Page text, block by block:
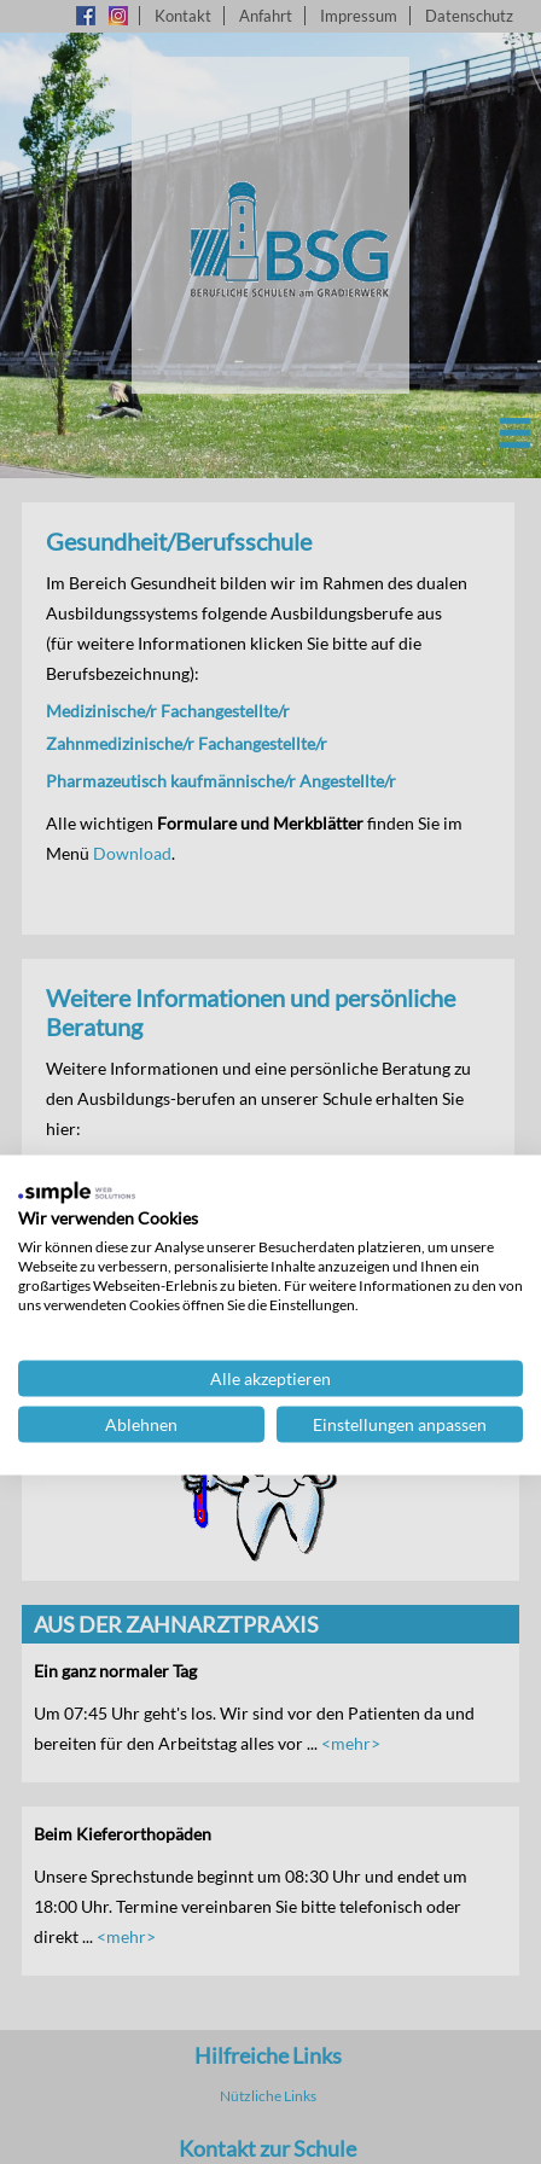
Kontakt Anfahrt Impressum Datenschutz
Gesundheit/Berufsschule
Im Bereich Gesundheit bilden wir im Rahmen des dualen
Ausbildungssystems folgende Ausbildungsberufe aus
(für weitere Informationen klicken Sie bitte auf die
Berufsbezeichnung):
Medizinische/r Fachangestellte/r
Zahnmedizinische/r Fachangestellte/r
Pharmazeutisch kaufmännische/r Angestellte/r
Alle wichtigen Formulare und Merkblätterfinden Sie im
Menü Download.
Weitere Informationen und persönliche
Beratung
Weitere Informationen und eine persönliche Beratung zu
den Ausbildungs-berufen an unserer Schule erhalten Sie
hier:
06032 93552-13
anja.braeutigam(at)bsg.wwschool.de
Abteilungsleitung: Studiendirektorin R. Ruppert
ria.ruppert(at)bsg.wwschool.de
AUS DER ZAHNARZTPRAXIS
Ein ganz normaler Tag
Um 07:45 Uhr geht's los. Wir sind vor den Patienten da und
bereiten für den Arbeitstag alles vor ... <mehr>
Beim Kieferorthopäden
Unsere Sprechstunde beginnt um 08:30 Uhr und endet um
18:00 Uhr. Termine vereinbaren Sie bitte telefonisch oder
direkt ... <mehr>
Hilfreiche Links
Nützliche Links
Kontakt zur Schule
Wir verwenden Cookies
Wir können diese zur Analyse unserer Besucherdaten platzieren, um unsere
Webseite zu verbessern, personalisierte Inhalte anzuzeigen und Ihnen ein
großartiges Webseiten-Erlebnis zu bieten. Für weitere Informationen zu den von
uns verwendeten Cookies öffnen Sie die Einstellungen.
Alle akzeptieren
Ablehnen Einstellungen anpassen